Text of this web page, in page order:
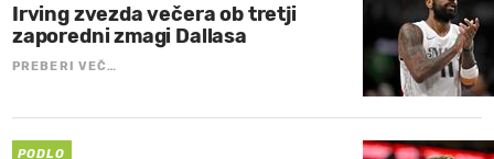
Irving zvezda večera ob tretji
zaporedni zmagi Dallasa
PREBERI VEČ…
PODLO